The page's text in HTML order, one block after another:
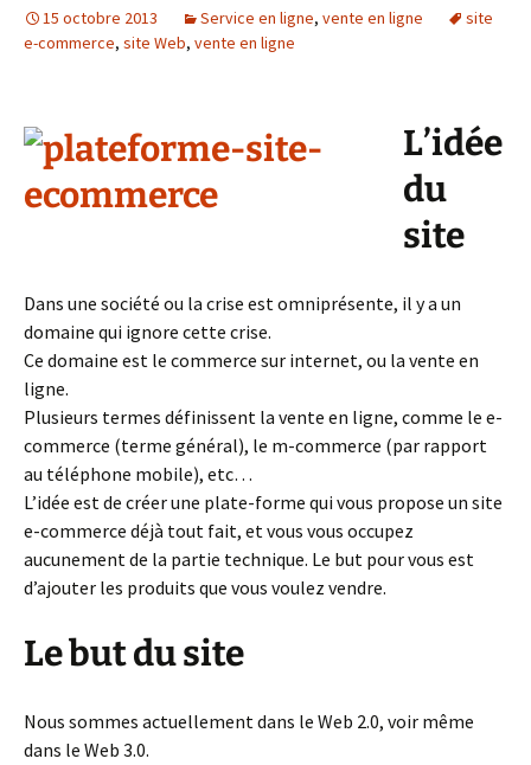
15 octobre 2013 Service en ligne, vente en ligne
site
e-commerce, site Web, vente en ligne
L’idée
du
site
Dans une société ou la crise est omniprésente, il y a un
domaine qui ignore cette crise.
Ce domaine est le commerce sur internet, ou la vente en
ligne.
Plusieurs termes définissent la vente en ligne, comme le e-
commerce (terme général), le m-commerce (par rapport
au téléphone mobile), etc…
L’idée est de créer une plate-forme qui vous propose un site
e-commerce déjà tout fait, et vous vous occupez
aucunement de la partie technique. Le but pour vous est
d’ajouter les produits que vous voulez vendre.
Le but du site
Nous sommes actuellement dans le Web 2.0, voir même
dans le Web 3.0.